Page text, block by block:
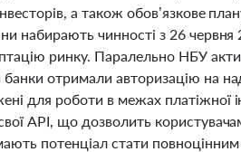
інвесторів, а також обов’язкове
набирають чинності з 26
ринку. Паралельно НБУ
отримали авторизацію на
для роботи в межах платіжної
API, що дозволить
потенціал стати